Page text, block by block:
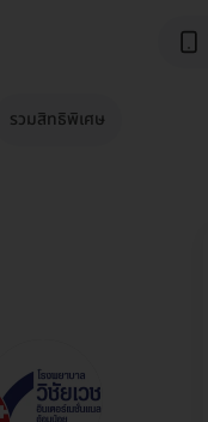
รวมสิทธิพิเศษ